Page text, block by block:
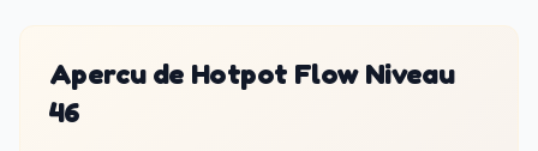
Apercu de Hotpot Flow Niveau
46